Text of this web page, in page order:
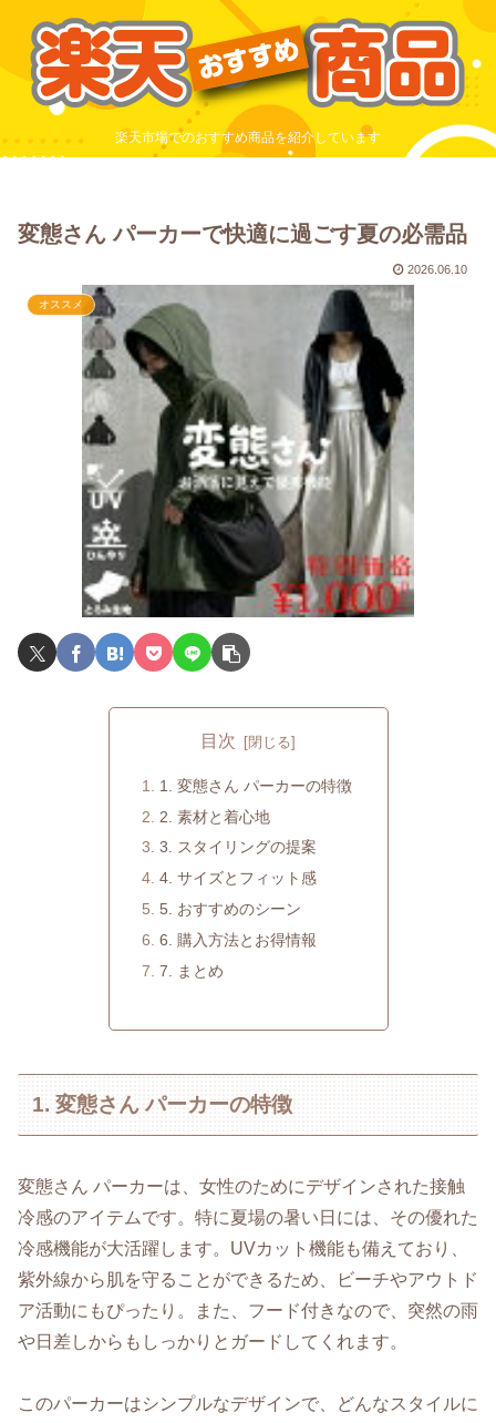
楽天市場でのおすすめ商品を紹介しています
変態さん パーカーで快適に過ごす夏の必需品
2026.06.10
オススメ
目次
1. 変態さん パーカーの特徴
2. 素材と着心地
3. スタイリングの提案
4. サイズとフィット感
5. おすすめのシーン
6. 購入方法とお得情報
7. まとめ
1. 変態さん パーカーの特徴
変態さん パーカーは、女性のためにデザインされた接触
冷感のアイテムです。特に夏場の暑い日には、その優れた
冷感機能が大活躍します。UVカット機能も備えており、
紫外線から肌を守ることができるため、ビーチやアウトド
ア活動にもぴったり。また、フード付きなので、突然の雨
や日差しからもしっかりとガードしてくれます。
このパーカーはシンプルなデザインで、どんなスタイルに